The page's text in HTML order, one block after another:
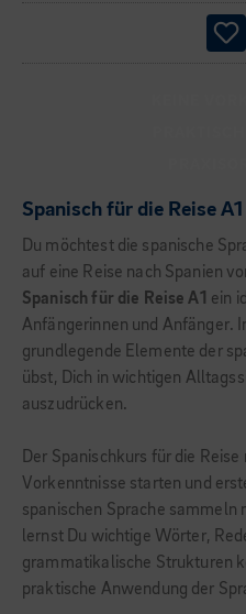
Spanisch für die Reise A1
Du möchtest die spanische
auf eine Reise nach Spanien
Spanisch für die Reise A1 ein
Anfängerinnen und Anfänger.
grundlegende Elemente der
übst, Dich in wichtigen
auszudrücken.
Der Spanischkurs für die
Vorkenntnisse starten und
spanischen Sprache
lernst Du wichtige Wörter,
grammatikalische Strukturen
praktische Anwendung der